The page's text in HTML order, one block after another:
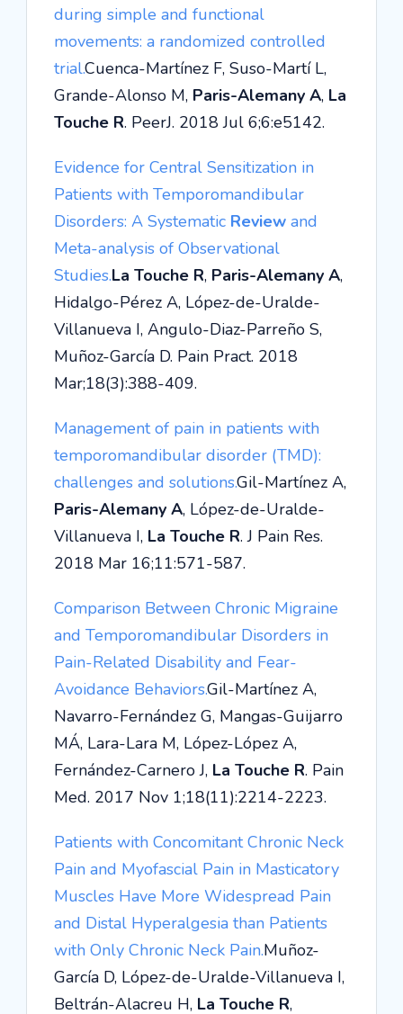
during simple and functional
movements: a randomized controlled
trial.Cuenca-Martínez F, Suso-Martí L,
Grande-Alonso M, Paris-Alemany A, La
Touche R. PeerJ. 2018 Jul 6;6:e5142.
Evidence for Central Sensitization in
Patients with Temporomandibular
Disorders: A Systematic Review and
Meta-analysis of Observational
Studies.La Touche R, Paris-Alemany A,
Hidalgo-Pérez A, López-de-Uralde-
Villanueva I, Angulo-Diaz-Parreño S,
Muñoz-García D. Pain Pract. 2018
Mar;18(3):388-409.
Management of pain in patients with
temporomandibular disorder (TMD):
challenges and solutions.Gil-Martínez A,
Paris-Alemany A, López-de-Uralde-
Villanueva I, La Touche R. J Pain Res.
2018 Mar 16;11:571-587.
Comparison Between Chronic Migraine
and Temporomandibular Disorders in
Pain-Related Disability and Fear-
Avoidance Behaviors.Gil-Martínez A,
Navarro-Fernández G, Mangas-Guijarro
MÁ, Lara-Lara M, López-López A,
Fernández-Carnero J, La Touche R. Pain
Med. 2017 Nov 1;18(11):2214-2223.
Patients with Concomitant Chronic Neck
Pain and Myofascial Pain in Masticatory
Muscles Have More Widespread Pain
and Distal Hyperalgesia than Patients
with Only Chronic Neck Pain.Muñoz-
García D, López-de-Uralde-Villanueva I,
Beltrán-Alacreu H, La Touche R,